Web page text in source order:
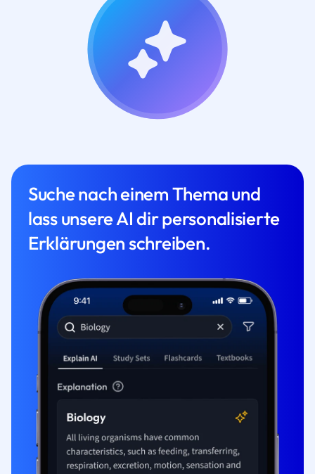
Suche nach einem Thema und
lass unsere AI dir personalisierte
Erklärungen schreiben.